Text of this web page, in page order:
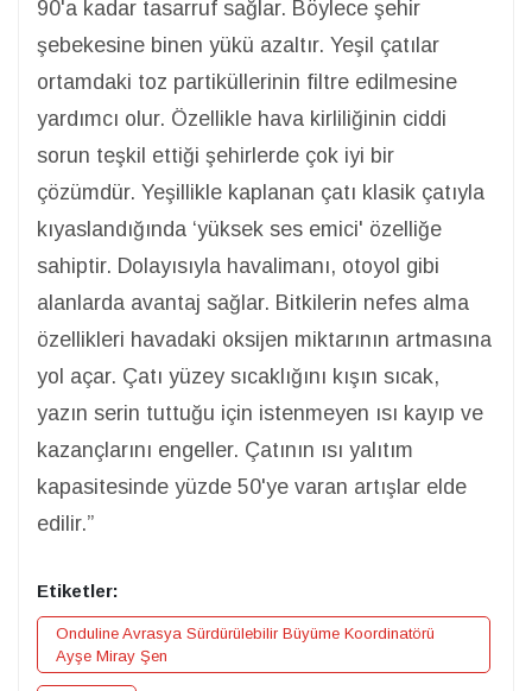
90'a kadar tasarruf sağlar. Böylece şehir
şebekesine binen yükü azaltır. Yeşil çatılar
ortamdaki toz partiküllerinin filtre edilmesine
yardımcı olur. Özellikle hava kirliliğinin ciddi
sorun teşkil ettiği şehirlerde çok iyi bir
çözümdür. Yeşillikle kaplanan çatı klasik çatıyla
kıyaslandığında ‘yüksek ses emici' özelliğe
sahiptir. Dolayısıyla havalimanı, otoyol gibi
alanlarda avantaj sağlar. Bitkilerin nefes alma
özellikleri havadaki oksijen miktarının artmasına
yol açar. Çatı yüzey sıcaklığını kışın sıcak,
yazın serin tuttuğu için istenmeyen ısı kayıp ve
kazançlarını engeller. Çatının ısı yalıtım
kapasitesinde yüzde 50'ye varan artışlar elde
edilir.”
Etiketler:
Onduline Avrasya Sürdürülebilir Büyüme Koordinatörü
Ayşe Miray Şen